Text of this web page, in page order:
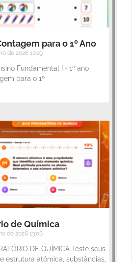
para o 1º Ano
de 2026 10:19
Fundamental I • 1º ano
para o 1º
de Química
de 2026 13:06
DE QUÍMICA Teste seus
estrutura atômica, substâncias,